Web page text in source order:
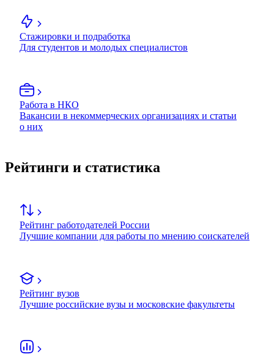
Стажировки и подработка
Для студентов и молодых специалистов
Работа в НКО
Вакансии в некоммерческих организациях и статьи
о них
Рейтинги и статистика
Рейтинг работодателей России
Лучшие компании для работы по мнению соискателей
Рейтинг вузов
Лучшие российские вузы и московские факультеты